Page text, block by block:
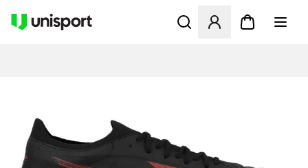
Åbner en Modal til at